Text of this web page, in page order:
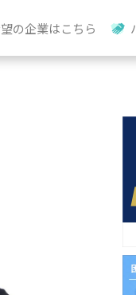
の企業はこちら